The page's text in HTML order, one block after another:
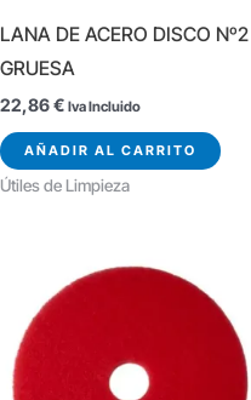
LANA DE ACERO DISCO Nº2
GRUESA
22,86€ Iva Incluido
AÑADIR AL CARRITO
Útiles de Limpieza